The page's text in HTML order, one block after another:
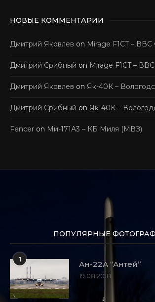
НОВЫЕ КОММЕНТАРИИ
Дмитрий Яковлев on Mirage F1CT –
Дмитрий Срибный on Mirage F1CT –
Дмитрий Яковлев on Як-40К –
Дмитрий Срибный on Як-40К –
Fencer on Ми-171А3 – КБ Миля (МВЗ)
ПОПУЛЯРНЫЕ
1
Ан-22А “Антей”
19.08.2018